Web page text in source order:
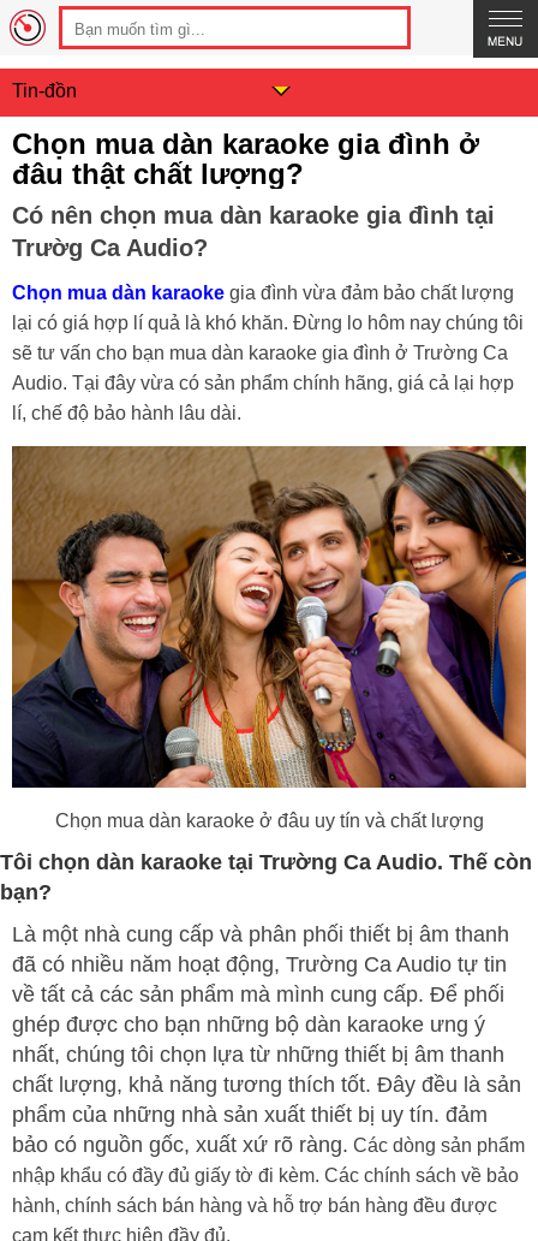
Tin-đồn
Chọn mua dàn karaoke gia đình ở
đâu thật chất lượng?
Có nên chọn mua dàn karaoke gia đình tại
Trườg Ca Audio?
Chọn mua dàn karaoke gia đình vừa đảm bảo chất lượng
lại có giá hợp lí quả là khó khăn. Đừng lo hôm nay chúng tôi
sẽ tư vấn cho bạn mua dàn karaoke gia đình ở Trường Ca
Audio. Tại đây vừa có sản phẩm chính hãng, giá cả lại hợp
lí, chế độ bảo hành lâu dài.
Chọn mua dàn karaoke ở đâu uy tín và chất lượng
Tôi chọn dàn karaoke tại Trường Ca Audio. Thế còn
bạn?
Là một nhà cung cấp và phân phối thiết bị âm thanh
đã có nhiều năm hoạt động, Trường Ca Audio tự tin
về tất cả các sản phẩm mà mình cung cấp. Để phối
ghép được cho bạn những bộ dàn karaoke ưng ý
nhất, chúng tôi chọn lựa từ những thiết bị âm thanh
chất lượng, khả năng tương thích tốt. Đây đều là sản
phẩm của những nhà sản xuất thiết bị uy tín. đảm
bảo có nguồn gốc, xuất xứ rõ ràng. Các dòng sản phẩm
nhập khẩu có đầy đủ giấy tờ đi kèm. Các chính sách về bảo
hành, chính sách bán hàng và hỗ trợ bán hàng đều được
cam kết thực hiện đầy đủ.